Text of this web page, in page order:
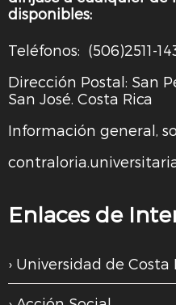
disponibles:
Teléfonos: (506)2511-
Dirección Postal: San
San José. Costa Rica
Información general,
Enlaces de
Universidad de Costa